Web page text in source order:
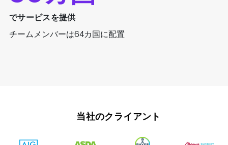
でサービスを提供
チームメンバーは64カ国に配置
当社のクライアント